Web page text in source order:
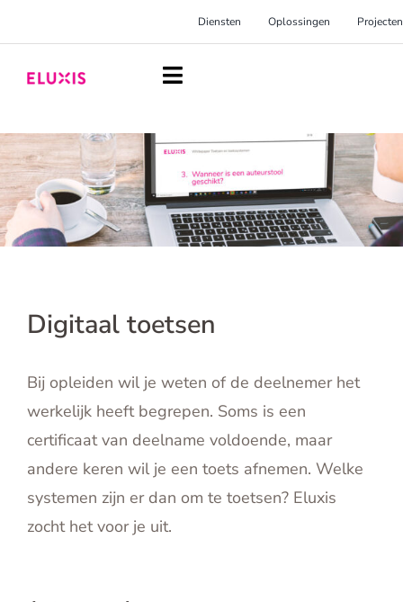
naar
inhoud
Diensten Oplossingen Projecten
Toggle
Homepage
Diensten
Oplossingen
Blog
Contact
Digitaal toetsen
Bij opleiden wil je weten of de deelnemer het
werkelijk heeft begrepen. Soms is een
certificaat van deelname voldoende, maar
andere keren wil je een toets afnemen. Welke
systemen zijn er dan om te toetsen? Eluxis
zocht het voor je uit.